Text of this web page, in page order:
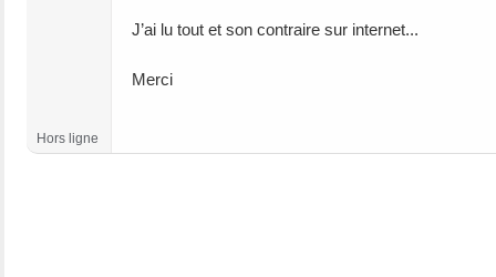
J’ai lu tout et son contraire sur internet...
Merci
Hors ligne